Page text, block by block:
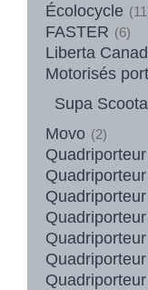
Écolocycle
FASTER (6)
Liberta
Motorisés
Supa Scoota
Movo (2)